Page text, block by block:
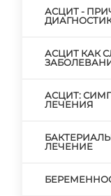
АСЦИТ -
АСЦИТ КАК
АСЦИТ:
ЛЕЧЕНИЯ
ЛЕЧЕНИЕ